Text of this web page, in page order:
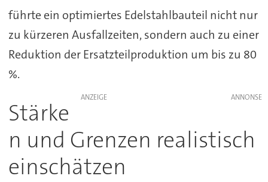
führte ein optimiertes Edelstahlbauteil nicht nur
zu kürzeren Ausfallzeiten, sondern auch zu einer
Reduktion der Ersatzteilproduktion um bis zu 80
%.
ANZEIGE
Stärke
n und Grenzen realistisch
einschätzen